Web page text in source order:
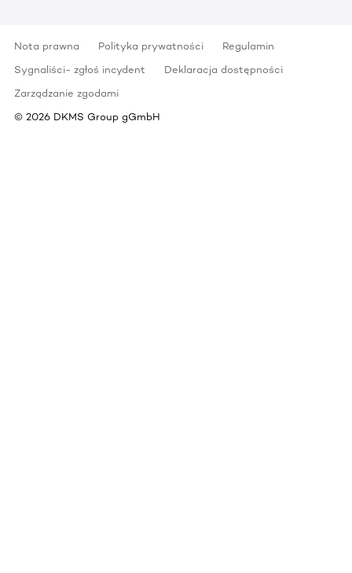
Nota prawna Polityka prywatności
Regulamin
Sygnaliści- zgłoś incydent
Deklaracja dostępności
Zarządzanie zgodami
© 2026 DKMS Group gGmbH